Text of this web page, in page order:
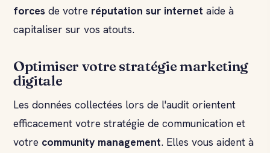
forces de votre réputation sur internet aide à
capitaliser sur vos atouts.
Optimiser votre stratégie marketing
digitale
Les données collectées lors de l'audit orientent
efficacement votre stratégie de communication et
votre community management. Elles vous aident à